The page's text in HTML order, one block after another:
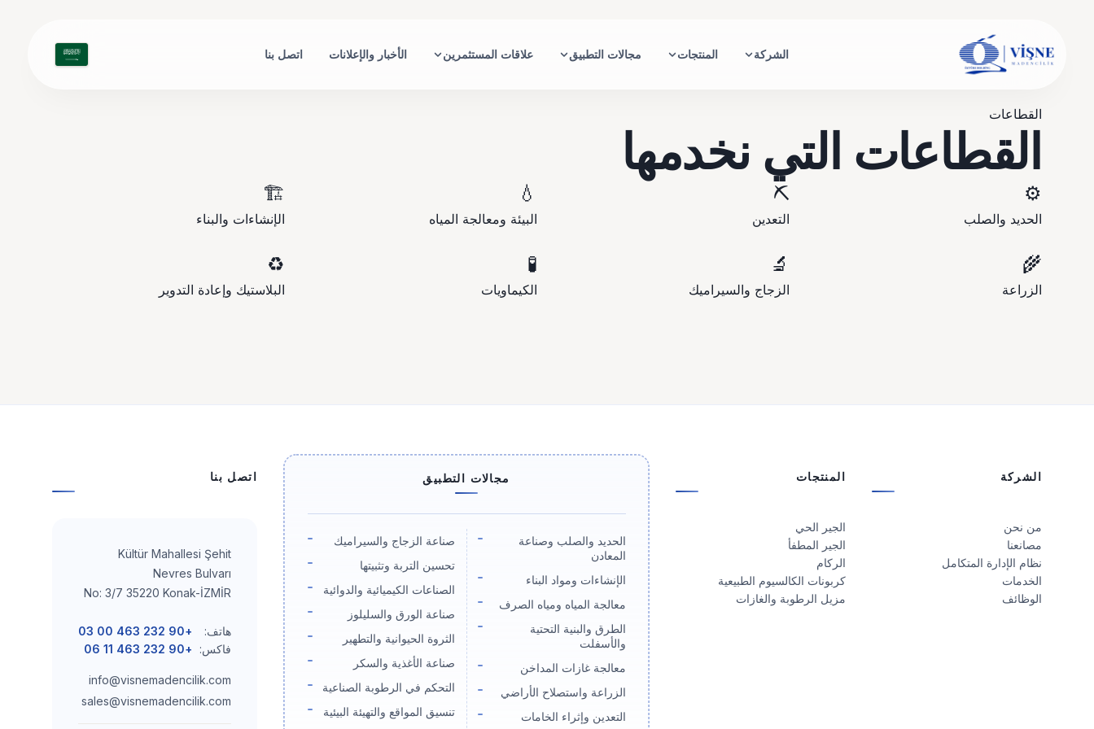
الشركة المنتجات مجالات التطبيق علاقات المستثمرين الأخبار والإعلانات اتصل بنا
القطاعات
القطاعات التي نخدمها
⚙️
الحديد والصلب
⛏️
التعدين
💧
البيئة ومعالجة المياه
🏗️
الإنشاءات والبناء
🌾
الزراعة
🔬
الزجاج والسيراميك
🧪
الكيماويات
♻️
البلاستيك وإعادة التدوير
الشركة
من نحن
مصانعنا
نظام الإدارة المتكامل
الخدمات
الوظائف
المنتجات
الجير الحي
الجير المطفأ
الركام
كربونات الكالسيوم الطبيعية
مزيل الرطوبة والغازات
مجالات التطبيق
الحديد والصلب وصناعة
المعادن
الإنشاءات ومواد البناء
معالجة المياه ومياه الصرف
الطرق والبنية التحتية
والأسفلت
معالجة غازات المداخن
الزراعة واستصلاح الأراضي
التعدين وإثراء الخامات
صناعة الزجاج والسيراميك
تحسين التربة وتثبيتها
الصناعات الكيميائية والدوائية
صناعة الورق والسليلوز
الثروة الحيوانية والتطهير
صناعة الأغذية والسكر
التحكم في الرطوبة الصناعية
تنسيق المواقع والتهيئة البيئية
اتصل بنا
Kültür Mahallesi Şehit
Nevres Bulvarı
No: 3/7 35220 Konak-İZMİR
هاتف:
+90 232 463 00 03
فاكس:
+90 232 463 11 06
info@visnemadencilik.com
sales@visnemadencilik.com